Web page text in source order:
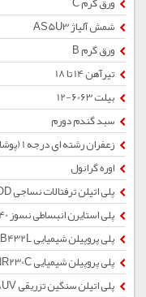
شمش آلیاژ AS5U3
ورق گرم B
تیرآهن 14 تا 18
بیلت 6063-12
سبد گندم دورم
زعفران رشته ای درجه 1 (پوشال مرغوب)
اوره گرانول
پلی اتیلن ترفتالات نساجی TG645 MOD
پلی استایرن انبساطی نسوز SE40
پلی پروپیلن شیمیایی ZB432L
پلی پروپیلن شیمیایی PNR230C
پلی اتیلن سنگین تزریقی 52B18UV